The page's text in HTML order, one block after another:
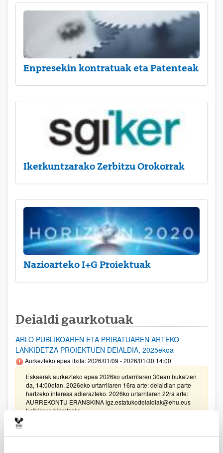
Enpresekin kontratuak eta Patenteak
Ikerkuntzarako Zerbitzu Orokorrak
Nazioarteko I+G Proiektuak
Deialdi gaurkotuak
ARLO PUBLIKOAREN ETA PRIBATUAREN ARTEKO
LANKIDETZA PROIEKTUEN DEIALDIA, 2025ekoa
Aurkezteko epea itxita: 2026/01/09 - 2026/01/30 14:00
Eskaerak aurkezteko epea 2026ko urtarrilaren 30ean bukatzen
da, 14:00etan. 2026eko urtarrilaren 16ra arte: deialdian parte
hartzeko interesa adierazteko. 2026ko urtarrilaren 22ra arte:
AURREKONTU ERANSKINA igz.estatukodeialdiak@ehu.eus
helbidera bidaltzeko.
Unibertsitatea-Enpresa-Gizartea Proiektuak 2025